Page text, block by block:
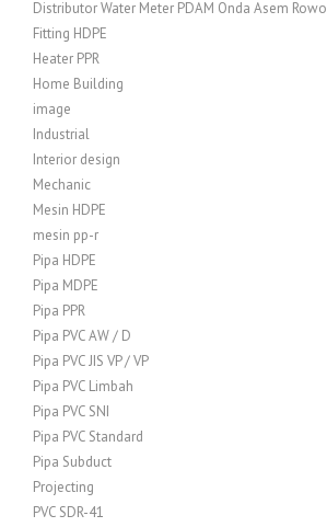
Distributor Water Meter PDAM Onda Asem Rowo
Fitting HDPE
Heater PPR
Home Building
image
Industrial
Interior design
Mechanic
Mesin HDPE
mesin pp-r
Pipa HDPE
Pipa MDPE
Pipa PPR
Pipa PVC AW / D
Pipa PVC JIS VP / VP
Pipa PVC Limbah
Pipa PVC SNI
Pipa PVC Standard
Pipa Subduct
Projecting
PVC SDR-41